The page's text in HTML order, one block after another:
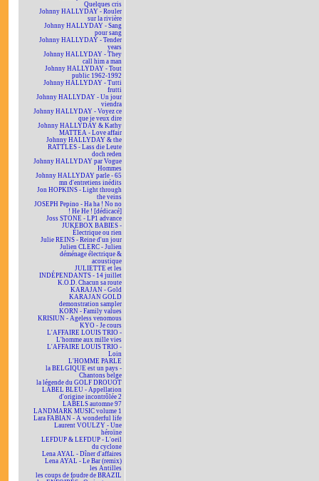
Quelques cris
Johnny HALLYDAY - Rouler
sur la rivière
Johnny HALLYDAY - Sang
pour sang
Johnny HALLYDAY - Tender
years
Johnny HALLYDAY - They
call him a man
Johnny HALLYDAY - Tout
public 1962-1992
Johnny HALLYDAY - Tutti
frutti
Johnny HALLYDAY - Un jour
viendra
Johnny HALLYDAY - Voyez ce
que je veux dire
Johnny HALLYDAY & Kathy
MATTEA - Love affair
Johnny HALLYDAY & the
RATTLES - Lass die Leute
doch reden
Johnny HALLYDAY par Vogue
Hommes
Johnny HALLYDAY parle - 65
mn d'entretiens inédits
Jon HOPKINS - Light through
the veins
JOSEPH Pepino - Ha ha ! No no
! He He ! [dédicacé]
Joss STONE - LP1 advance
JUKEBOX BABIES -
Électrique ou rien
Julie REINS - Reine d'un jour
Julien CLERC - Julien
déménage électrique &
acoustique
JULIETTE et les
INDÉPENDANTS - 14 juillet
K.O.D. Chacun sa route
KARAJAN - Gold
KARAJAN GOLD
demonstration sampler
KORN - Family values
KRISIUN - Ageless venomous
KYO - Je cours
L'AFFAIRE LOUIS TRIO -
L'homme aux mille vies
L'AFFAIRE LOUIS TRIO -
Loin
L'HOMME PARLE
la BELGIQUE est un pays -
Chantons belge
la légende du GOLF DROUOT
LABEL BLEU - Appellation
d'origine incontrôlée 2
LABELS automne 97
LANDMARK MUSIC volume 1
Lara FABIAN - A wonderful life
Laurent VOULZY - Une
héroïne
LEFDUP & LEFDUP - L'oeil
du cyclone
Lena AYAL - Dîner d'affaires
Lena AYAL - Le Bar (remix)
les Antilles
les coups de foudre de BRAZIL